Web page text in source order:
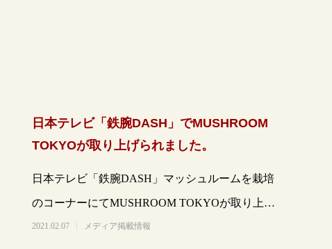
日本テレビ「鉄腕DASH」でMUSHROOM
TOKYOが取り上げられました。
日本テレビ「鉄腕DASH」マッシュルームを栽培
のコーナーにてMUSHROOM TOKYOが取り上げ
られました。https://www
2021.02.07 メディア掲載情報